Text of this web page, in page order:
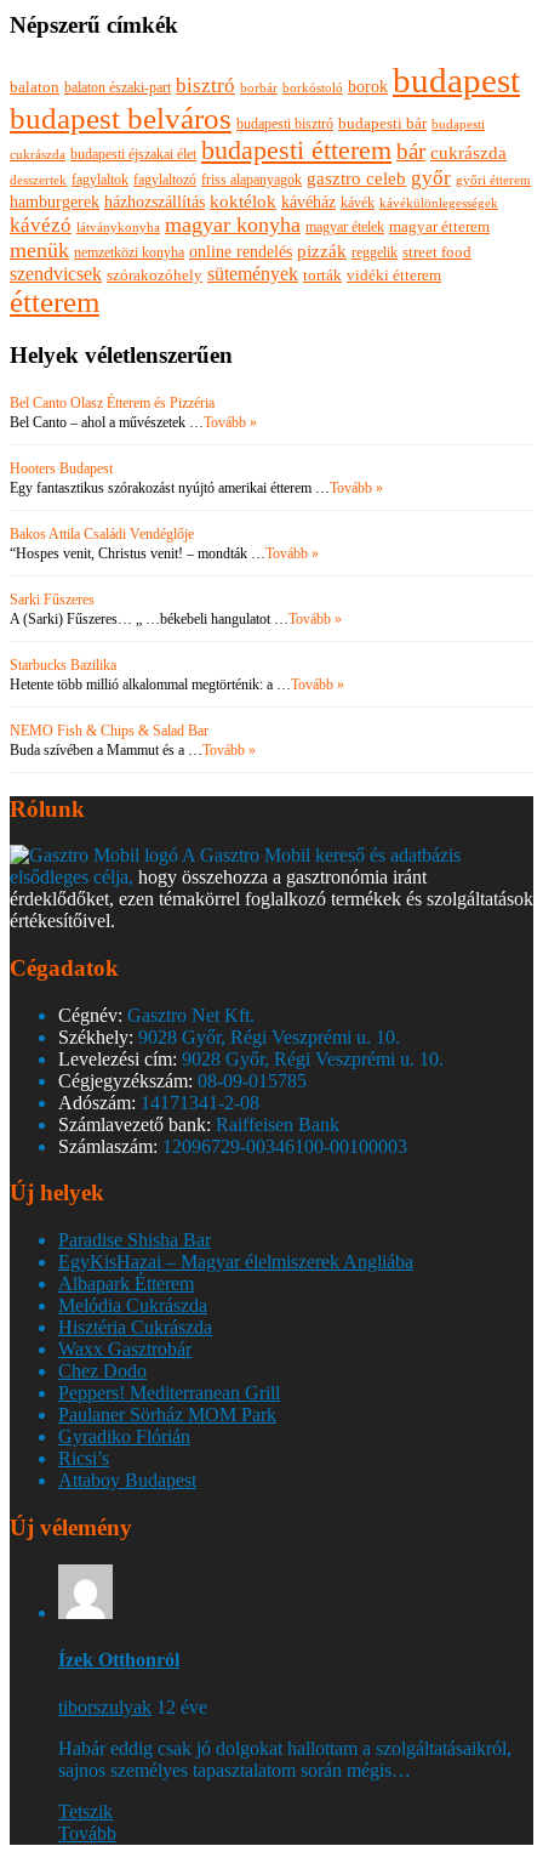
Népszerű címkék
balaton balaton északi-part bisztró borbár borkóstoló borok budapest
budapest belváros budapesti bisztró budapesti bár budapesti
cukrászda budapesti éjszakai élet budapesti étterembár cukrászda
desszertek fagylaltok fagylaltozó friss alapanyagok gasztro celeb győr győri étterem
hamburgerek házhozszállítás koktélok kávéház kávék kávékülönlegességek
kávézó látványkonyha magyar konyha magyar ételek magyar étterem
menük nemzetközi konyha online rendelés pizzák reggelik street food
szendvicsek szórakozóhely sütemények torták vidéki étterem
étterem
Helyek véletlenszerűen
Bel Canto Olasz Étterem és Pizzéria
Bel Canto – ahol a művészetek …Tovább »
Hooters Budapest
Egy fantasztikus szórakozást nyújtó amerikai étterem …Tovább »
Bakos Attila Családi Vendéglője
“Hospes venit, Christus venit! – mondták …Tovább »
Sarki Fűszeres
A (Sarki) Fűszeres… „ …békebeli hangulatot …Tovább »
Starbucks Bazilika
Hetente több millió alkalommal megtörténik: a …Tovább »
NEMO Fish & Chips & Salad Bar
Buda szívében a Mammut és a …Tovább »
Rólunk
A Gasztro Mobil kereső és adatbázis
elsődleges célja, hogy összehozza a gasztronómia iránt
érdeklődőket, ezen témakörrel foglalkozó termékek és szolgáltatások
értékesítőivel.
Cégadatok
Cégnév: Gasztro Net Kft.
Székhely: 9028 Győr, Régi Veszprémi u. 10.
Levelezési cím: 9028 Győr, Régi Veszprémi u. 10.
Cégjegyzékszám: 08-09-015785
Adószám: 14171341-2-08
Számlavezető bank: Raiffeisen Bank
Számlaszám: 12096729-00346100-00100003
Új helyek
Paradise Shisha Bar
EgyKisHazai – Magyar élelmiszerek Angliába
Albapark Étterem
Melódia Cukrászda
Hisztéria Cukrászda
Waxx Gasztrobár
Chez Dodo
Peppers! Mediterranean Grill
Paulaner Sörház MOM Park
Gyradiko Flórián
Ricsi’s
Attaboy Budapest
Új vélemény
Ízek Otthonról
tiborszulyak 12 éve
Habár eddig csak jó dolgokat hallottam a szolgáltatásaikról,
sajnos személyes tapasztalatom során mégis…
Tetszik
Tovább